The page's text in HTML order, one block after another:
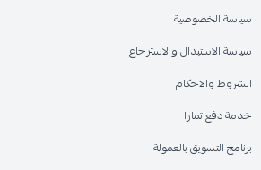
سياسة الخصوصية
سياسة الاستبدال والاسترجاع
الشروط والاحكام
خدمة دفع تمارا
برنامج التسويق بالعمولة